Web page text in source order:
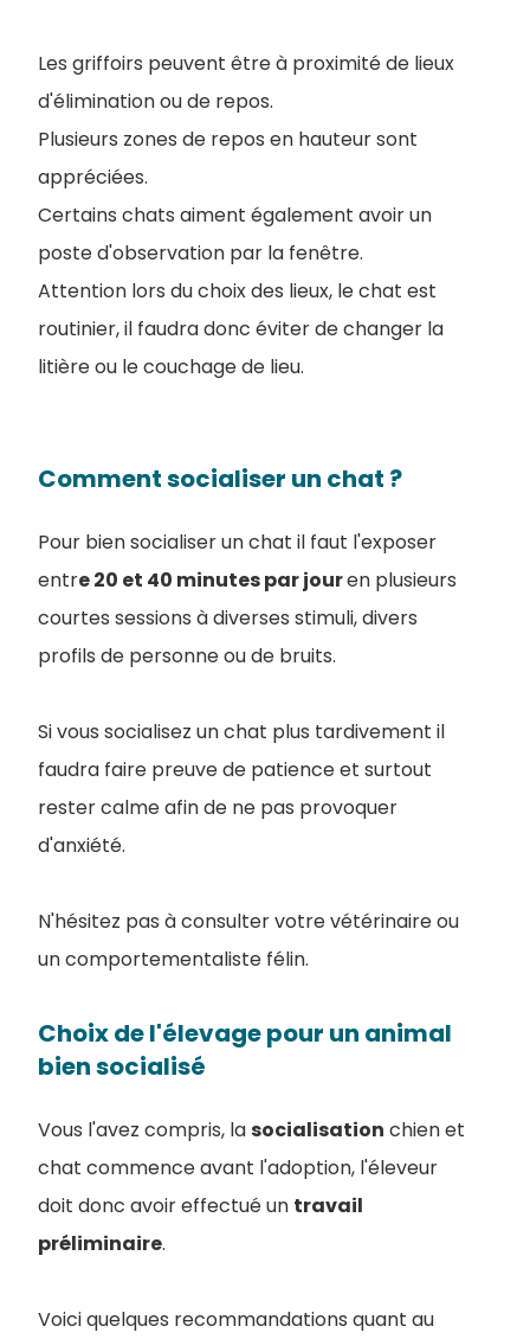
Les griffoirs peuvent être à proximité de lieux
d'élimination ou de repos.
Plusieurs zones de repos en hauteur sont
appréciées.
Certains chats aiment également avoir un
poste d'observation par la fenêtre.
Attention lors du choix des lieux, le chat est
routinier, il faudra donc éviter de changer la
litière ou le couchage de lieu.
Comment socialiser un chat ?
Pour bien socialiser un chat il faut l'exposer
entre 20 et 40 minutes par jouren plusieurs
courtes sessions à diverses stimuli, divers
profils de personne ou de bruits.
Si vous socialisez un chat plus tardivement il
faudra faire preuve de patience et surtout
rester calme afin de ne pas provoquer
d'anxiété.
N'hésitez pas à consulter votre vétérinaire ou
un comportementaliste félin.
Choix de l'élevage pour un animal
bien socialisé
Vous l'avez compris, lasocialisation chien et
chat commence avant l'adoption, l'éleveur
doit donc avoir effectué un travail
préliminaire.
Voici quelques recommandations quant au